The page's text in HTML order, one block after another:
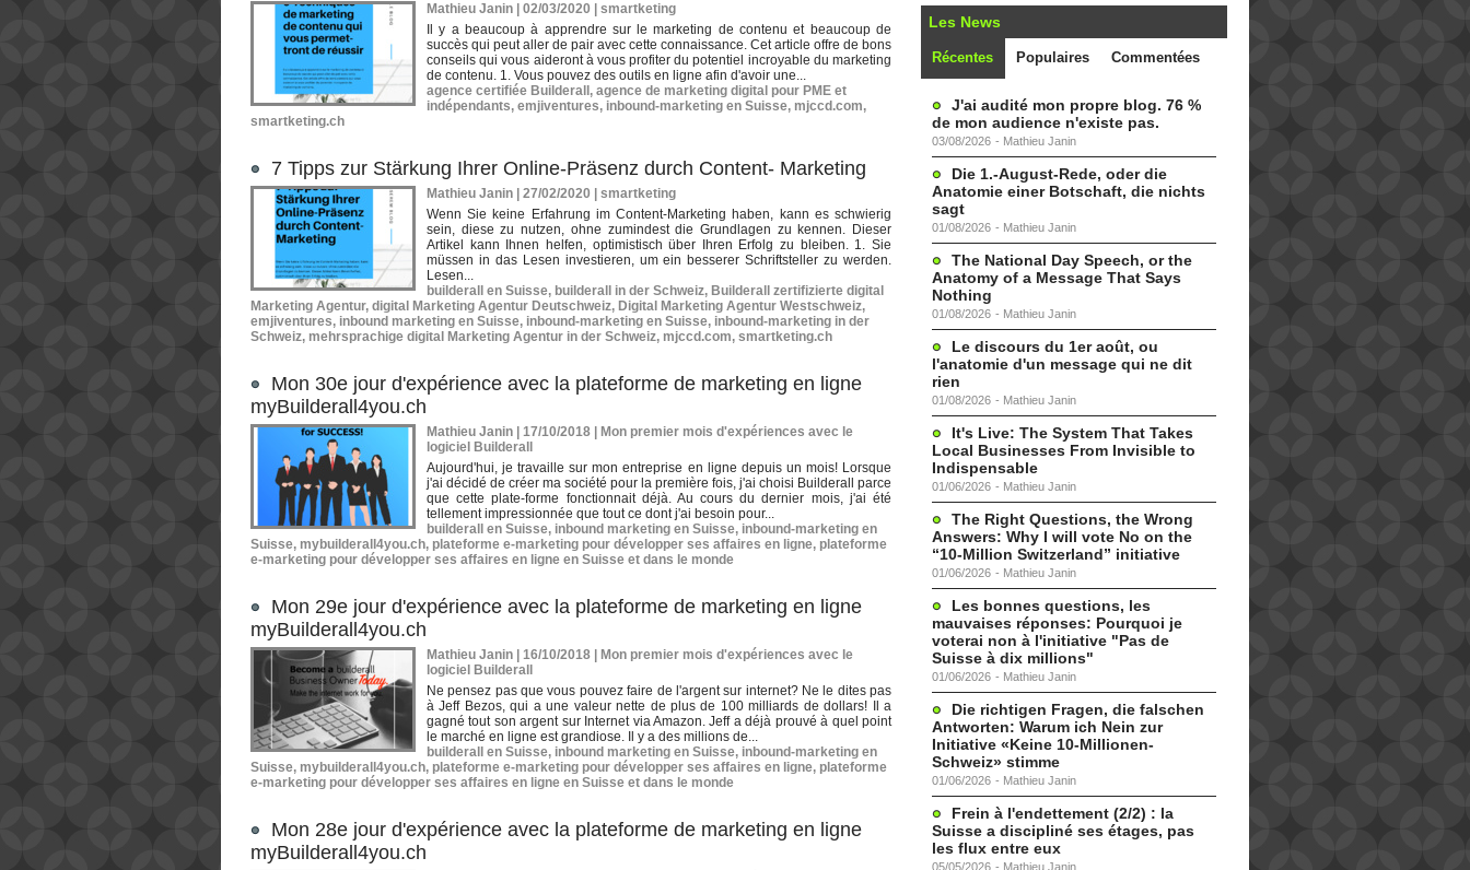
Mathieu Janin | 02/03/2020
smartketing
Il y a beaucoup à apprendre sur le marketing de contenu et beaucoup de
succès qui peut aller de pair avec cette connaissance. Cet article offre de bons
conseils qui vous aideront à vous profiter du potentiel incroyable du marketing
de contenu. 1. Vous pouvez des outils en ligne afin d'avoir une...
agence certifiée Builderall , agence de marketing digital pour PME et
indépendants, emjiventures, inbound-marketing en Suisse, mjccd.com,
smartketing.ch
7 Tipps zur Stärkung Ihrer Online-Präsenz durch Content- Marketing
Mathieu Janin | 27/02/2020
smartketing
Wenn Sie keine Erfahrung im Content-Marketing haben, kann es schwierig
sein, diese zu nutzen, ohne zumindest die Grundlagen zu kennen. Dieser
Artikel kann Ihnen helfen, optimistisch über Ihren Erfolg zu bleiben. 1. Sie
müssen in das Lesen investieren, um ein besserer Schriftsteller zu werden.
Lesen...
builderall en Suisse, builderall in der Schweiz, Builderall zertifizierte digital
Marketing Agentur, digital Marketing Agentur Deutschweiz, Digital Marketing Agentur Westschweiz,
emjiventures, inbound marketing en Suisse, inbound-marketing en Suisse, inbound-marketing in der
Schweiz, mehrsprachige digital Marketing Agentur in der Schweiz, mjccd.com, smartketing.ch
Mon 30e jour d'expérience avec la plateforme de marketing en ligne
myBuilderall4you.ch
Mathieu Janin | 17/10/2018
Mon premier mois d'expériences avec le
logiciel Builderall
Aujourd'hui, je travaille sur mon entreprise en ligne depuis un mois! Lorsque
j'ai décidé de créer ma société pour la première fois, j'ai choisi Builderall parce
que cette plate-forme fonctionnait déjà. Au cours du dernier mois, j'ai été
tellement impressionnée que tout ce dont j'ai besoin pour...
builderall en Suisse, inbound marketing en Suisse, inbound-marketing en
Suisse, mybuilderall4you.ch, plateforme e-marketing pour développer ses affaires en ligne, plateforme
e-marketing pour développer ses affaires en ligne en Suisse et dans le monde
Mon 29e jour d'expérience avec la plateforme de marketing en ligne
myBuilderall4you.ch
Mathieu Janin | 16/10/2018
Mon premier mois d'expériences avec le
logiciel Builderall
Ne pensez pas que vous pouvez faire de l'argent sur internet? Ne le dites pas
à Jeff Bezos, qui a une valeur nette de plus de 100 milliards de dollars! Il a
gagné tout son argent sur Internet via Amazon. Jeff a déjà prouvé à quel point
le marché en ligne est grandiose. Il y a des millions de...
builderall en Suisse, inbound marketing en Suisse, inbound-marketing en
Suisse, mybuilderall4you.ch, plateforme e-marketing pour développer ses affaires en ligne, plateforme
e-marketing pour développer ses affaires en ligne en Suisse et dans le monde
Mon 28e jour d'expérience avec la plateforme de marketing en ligne
myBuilderall4you.ch
Les News
Récentes Populaires Commentées
J'ai audité mon propre blog. 76 %
de mon audience n'existe pas.
03/08/2026 - Mathieu Janin
Die 1.-August-Rede, oder die
Anatomie einer Botschaft, die nichts
sagt
01/08/2026 - Mathieu Janin
The National Day Speech, or the
Anatomy of a Message That Says
Nothing
01/08/2026 - Mathieu Janin
Le discours du 1er août, ou
l'anatomie d'un message qui ne dit
rien
01/08/2026 - Mathieu Janin
It's Live: The System That Takes
Local Businesses From Invisible to
Indispensable
01/06/2026 - Mathieu Janin
The Right Questions, the Wrong
Answers: Why I will vote No on the
“10-Million Switzerland” initiative
01/06/2026 - Mathieu Janin
Les bonnes questions, les
mauvaises réponses: Pourquoi je
voterai non à l'initiative "Pas de
Suisse à dix millions"
01/06/2026 - Mathieu Janin
Die richtigen Fragen, die falschen
Antworten: Warum ich Nein zur
Initiative «Keine 10-Millionen-
Schweiz» stimme
01/06/2026 - Mathieu Janin
Frein à l'endettement (2/2) : la
Suisse a discipliné ses étages, pas
les flux entre eux
05/05/2026 - Mathieu Janin